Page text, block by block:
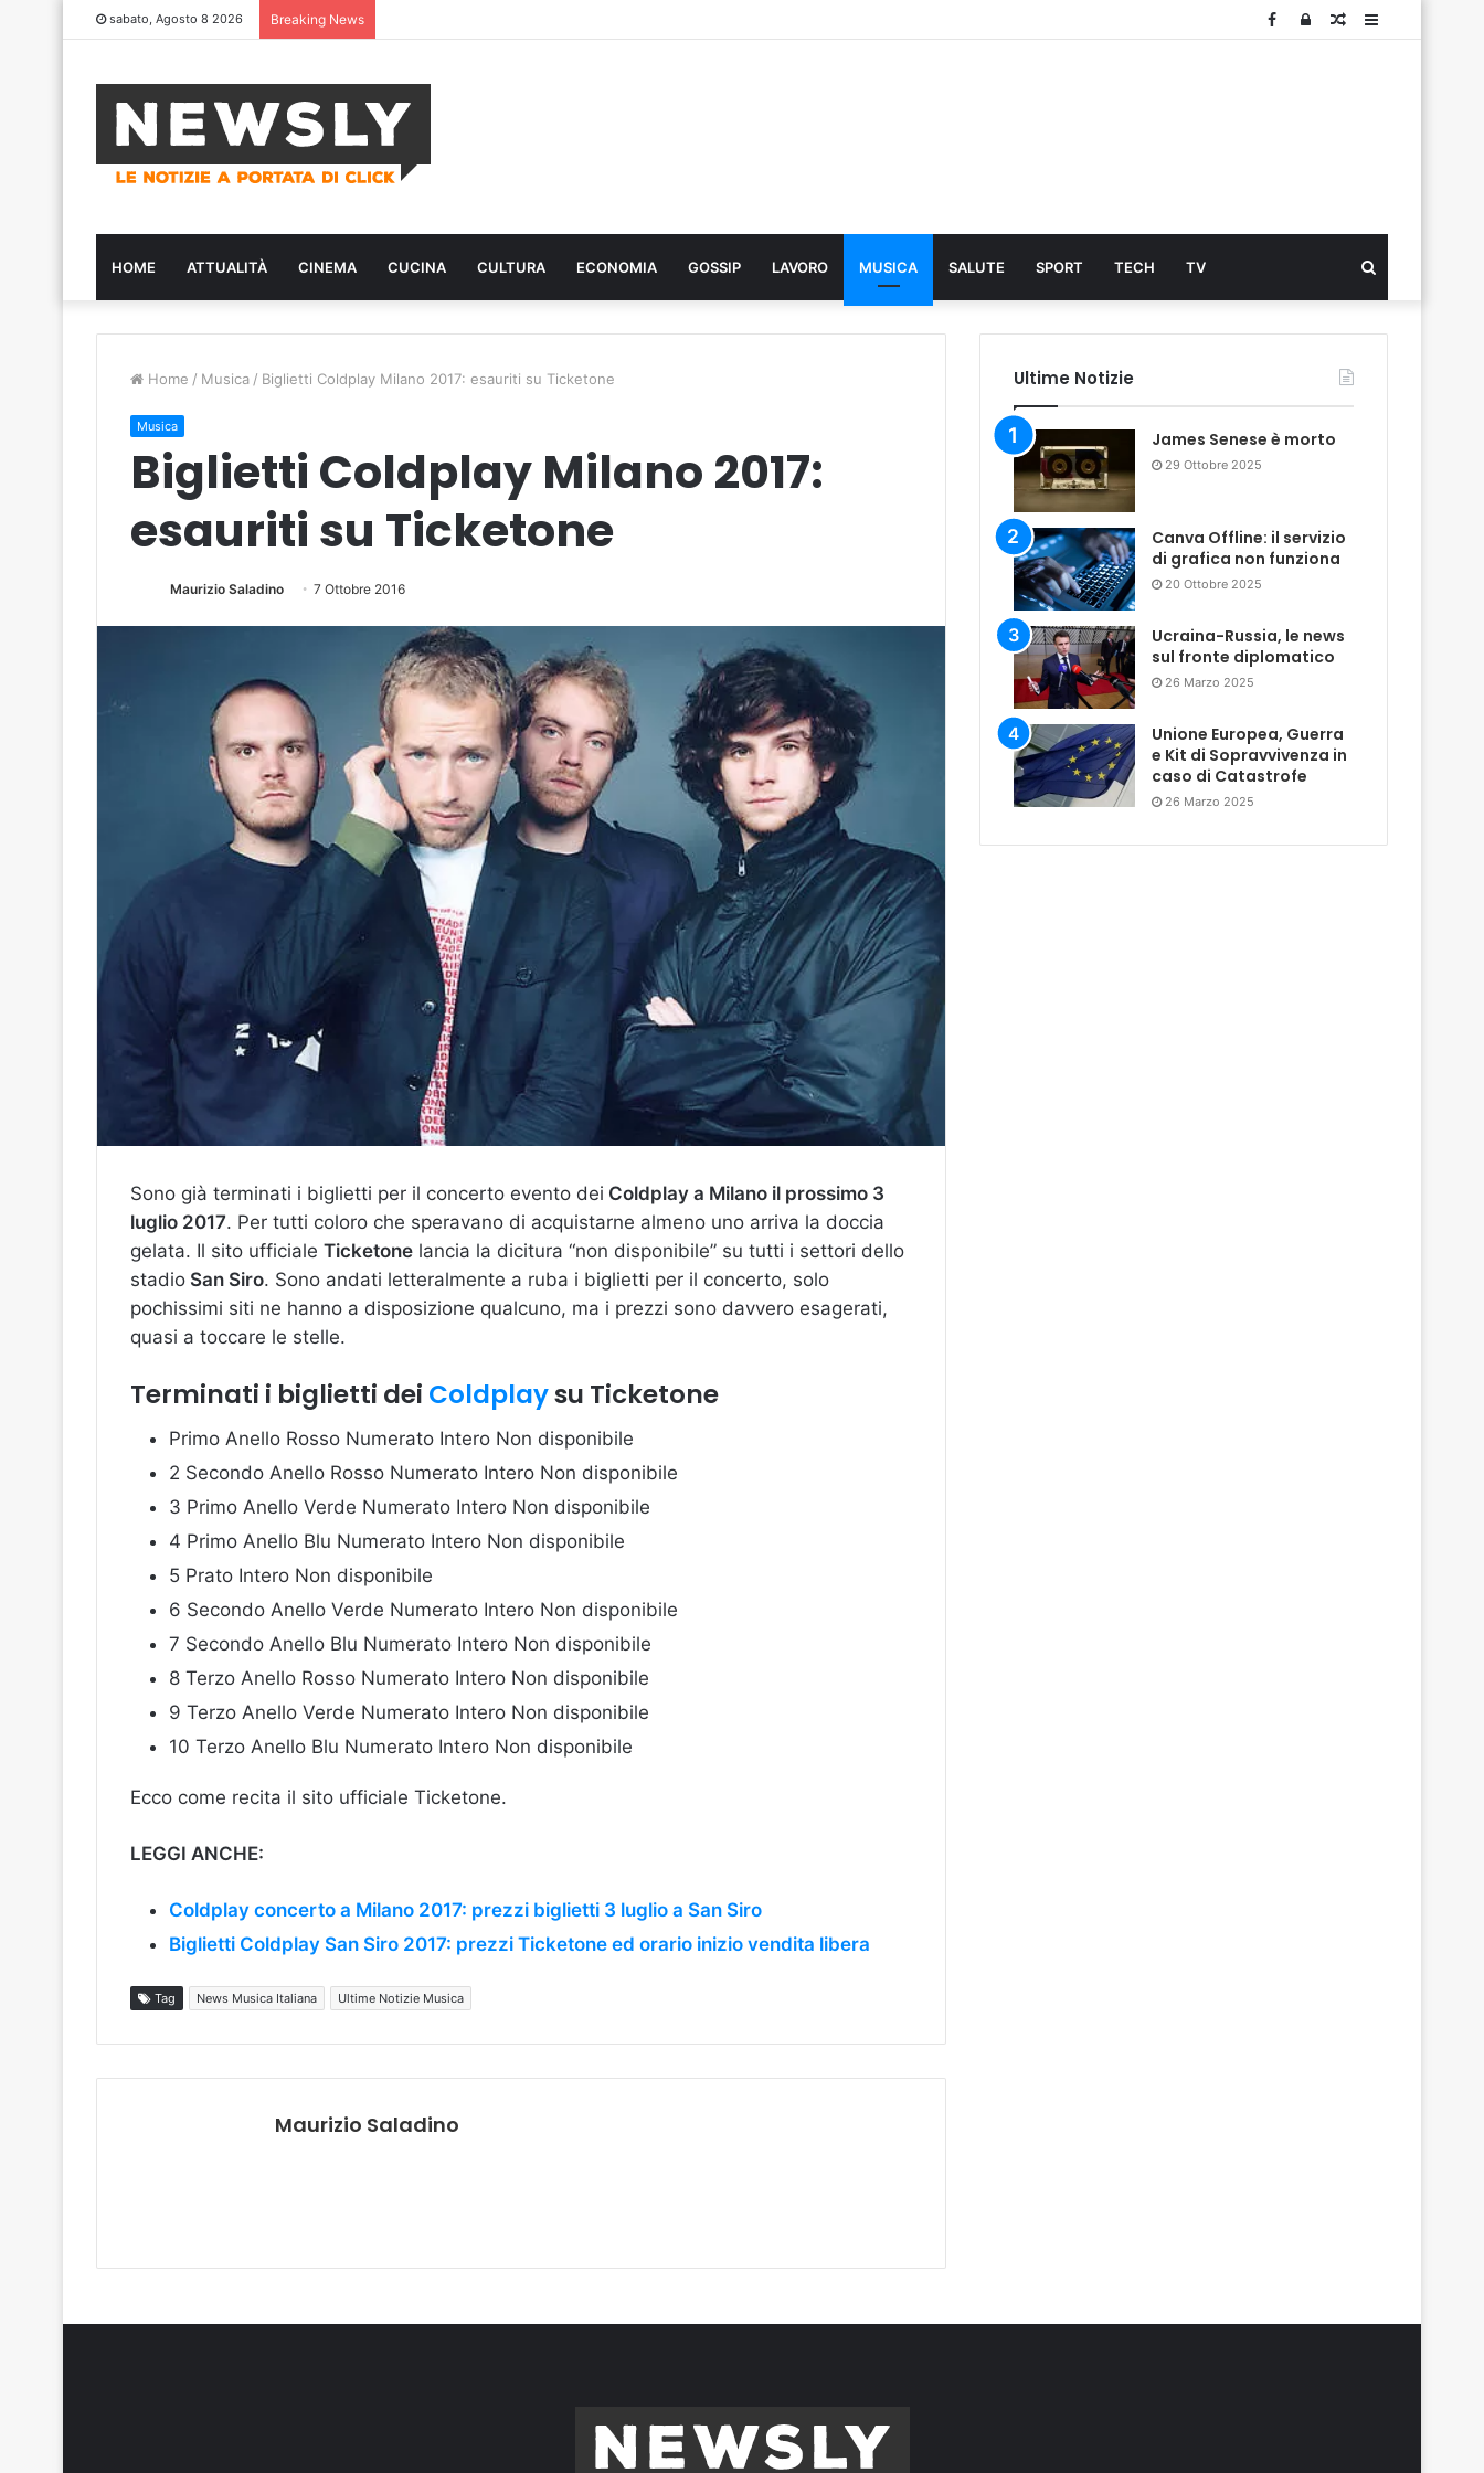
sabato, Agosto 8 2026 Breaking News Sidebar
Articolo
Log
Facebook
HOME ATTUALITÀ CINEMA CUCINA CULTURA ECONOMIA GOSSIP LAVORO MUSICA SALUTE SPORT TECH TV
...
Home / Musica / Biglietti Coldplay Milano 2017: esauriti su Ticketone
Musica
Biglietti Coldplay Milano 2017:
esauriti su Ticketone
Maurizio Saladino 7 Ottobre 2016
Sono già terminati i biglietti per il concerto evento dei Coldplay a Milano il prossimo 3
luglio 2017. Per tutti coloro che speravano di acquistarne almeno uno arriva la doccia
gelata. Il sito ufficiale Ticketone lancia la dicitura “non disponibile” su tutti i settori dello
stadio San Siro. Sono andati letteralmente a ruba i biglietti per il concerto, solo
pochissimi siti ne hanno a disposizione qualcuno, ma i prezzi sono davvero esagerati,
quasi a toccare le stelle.
Terminati i biglietti dei Coldplaysu Ticketone
Primo Anello Rosso Numerato Intero Non disponibile
2 Secondo Anello Rosso Numerato Intero Non disponibile
3 Primo Anello Verde Numerato Intero Non disponibile
4 Primo Anello Blu Numerato Intero Non disponibile
5 Prato Intero Non disponibile
6 Secondo Anello Verde Numerato Intero Non disponibile
7 Secondo Anello Blu Numerato Intero Non disponibile
8 Terzo Anello Rosso Numerato Intero Non disponibile
9 Terzo Anello Verde Numerato Intero Non disponibile
10 Terzo Anello Blu Numerato Intero Non disponibile
Ecco come recita il sito ufficiale Ticketone.
LEGGI ANCHE:
Coldplay concerto a Milano 2017: prezzi biglietti 3 luglio a San Siro
Biglietti Coldplay San Siro 2017: prezzi Ticketone ed orario inizio vendita libera
Tag News Musica Italiana Ultime Notizie Musica
Maurizio Saladino
Ultime Notizie
James Senese è morto
29 Ottobre 2025
Canva Offline: il servizio
di grafica non funziona
20 Ottobre 2025
Ucraina-Russia, le news
sul fronte diplomatico
26 Marzo 2025
Unione Europea, Guerra
e Kit di Sopravvivenza in
caso di Catastrofe
26 Marzo 2025